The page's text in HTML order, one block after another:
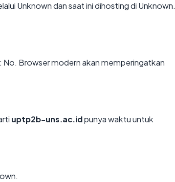
Unknown dan saat ini dihosting di Unknown.
Browser modern akan memperingatkan
uptp2b-uns.ac.idpunya waktu untuk